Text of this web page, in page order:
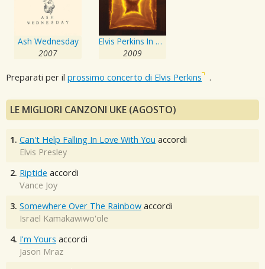
Ash Wednesday
2007
Elvis Perkins In Dearland
2009
Preparati per il prossimo concerto di Elvis Perkins .
LE MIGLIORI CANZONI UKE (AGOSTO)
1. Can't Help Falling In Love With You accordi
Elvis Presley
2. Riptide accordi
Vance Joy
3. Somewhere Over The Rainbow accordi
Israel Kamakawiwo'ole
4. I'm Yours accordi
Jason Mraz